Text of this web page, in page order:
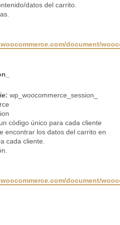
datos del carrito.
document/
: wp_woocommerce_session_
código único para cada cliente
encontrar los datos del carrito en
cada cliente.
document/